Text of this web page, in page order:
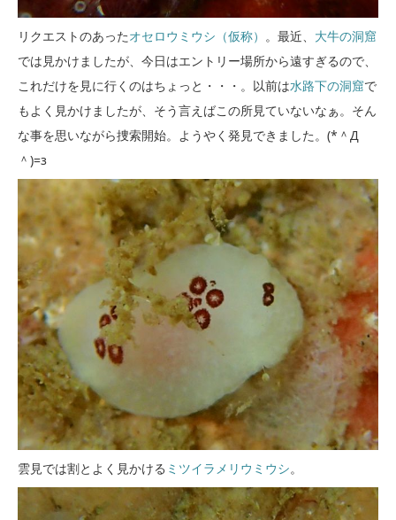
リクエストのあったオセロウミウシ（仮称） 。最近、 大牛の洞窟
では見かけましたが、今日はエントリー場所から遠すぎるので、
これだけを見に行くのはちょっと・・・。以前は水路下の洞窟で
もよく見かけましたが、そう言えばこの所見ていないなぁ。そん
な事を思いながら捜索開始。ようやく発見できました。(*＾Д
＾)=з
雲見では割とよく見かける ミツイラメリウミウシ。